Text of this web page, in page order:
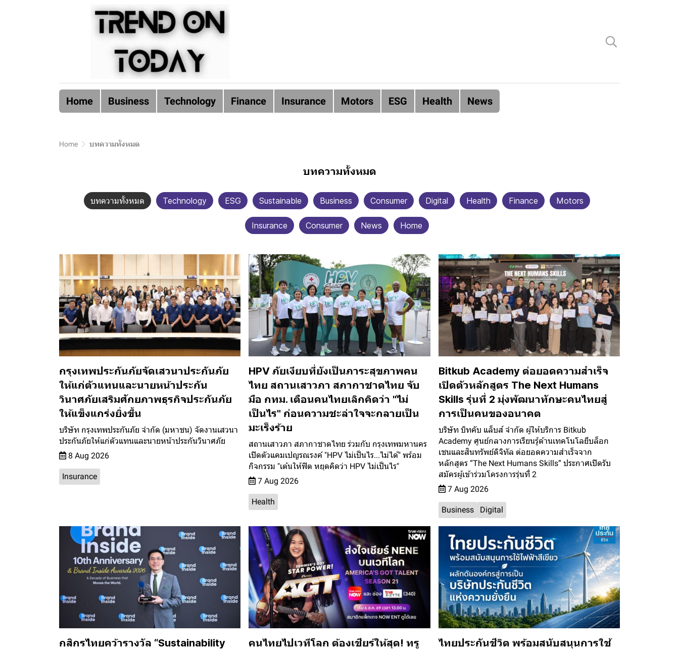
Home Business Technology Finance Insurance Motors ESG Health News
Home บทความทั้งหมด
บทความทั้งหมด
บทความทั้งหมด Technology ESG Sustainable Business Consumer Digital Health Finance Motors
Insurance Consumer News Home
กรุงเทพประกันภัยจัดเสวนาประกันภัย
ให้แก่ตัวแทนและนายหน้าประกัน
วินาศภัยเสริมศักยภาพธุรกิจประกันภัย
ให้แข็งแกร่งยิ่งขึ้น
บริษัท กรุงเทพประกันภัย จำกัด (มหาชน) จัดงานเสวนา
ประกันภัยให้แก่ตัวแทนและนายหน้าประกันวินาศภัย
8 Aug 2026
Insurance
HPV ภัยเงียบที่ยังเป็นภาระสุขภาพคน
ไทย สถานเสาวภา สภากาชาดไทย จับ
มือ กทม. เตือนคนไทยเลิกคิดว่า "ไม่
เป็นไร" ก่อนความชะล่าใจจะกลายเป็น
มะเร็งร้าย
สถานเสาวภา สภากาชาดไทย ร่วมกับ กรุงเทพมหานคร
เปิดตัวแคมเปญรณรงค์ "HPV ไม่เป็นไร...ไม่ได้" พร้อม
กิจกรรม "เต้นให้ฟิต หยุดคิดว่า HPV ไม่เป็นไร"
7 Aug 2026
Health
Bitkub Academy ต่อยอดความสำเร็จ
เปิดตัวหลักสูตร The Next Humans
Skills รุ่นที่ 2 มุ่งพัฒนาทักษะคนไทยสู่
การเป็นคนของอนาคต
บริษัท บิทคับ แล็บส์ จำกัด ผู้ให้บริการ Bitkub
Academy ศูนย์กลางการเรียนรู้ด้านเทคโนโลยีบล็อก
เชนและสินทรัพย์ดิจิทัล ต่อยอดความสำเร็จจาก
หลักสูตร “The Next Humans Skills” ประกาศเปิดรับ
สมัครผู้เข้าร่วมโครงการรุ่นที่ 2
7 Aug 2026
Business Digital
กสิกรไทยคว้ารางวัล “Sustainability
คนไทยไปเวทีโลก ต้องเชียร์ให้สุด! ทรู
ไทยประกันชีวิต พร้อมสนับสนุนการใช้